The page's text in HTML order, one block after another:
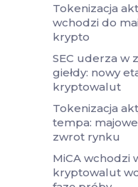
Tokenizacja
wchodzi do
krypto
SEC uderza w
giełdy: nowy
kryptowalut
Tokenizacja
tempa:
zwrot rynku
MiCA wchodzi
kryptowalut